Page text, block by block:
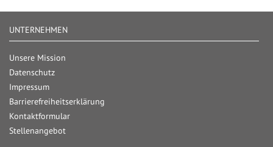
UNTERNEHMEN
Unsere Mission
Datenschutz
Impressum
Barrierefreiheitserklärung
Kontaktformular
Stellenangebot